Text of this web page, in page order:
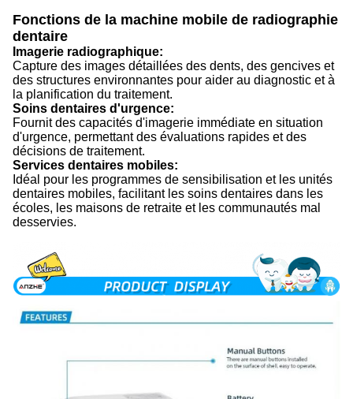
Fonctions de la machine mobile de radiographie
dentaire
Imagerie radiographique:
Capture des images détaillées des dents, des gencives et
des structures environnantes pour aider au diagnostic et à
la planification du traitement.
Soins dentaires d'urgence:
Fournit des capacités d'imagerie immédiate en situation
d'urgence, permettant des évaluations rapides et des
décisions de traitement.
Services dentaires mobiles:
Idéal pour les programmes de sensibilisation et les unités
dentaires mobiles, facilitant les soins dentaires dans les
écoles, les maisons de retraite et les communautés mal
desservies.